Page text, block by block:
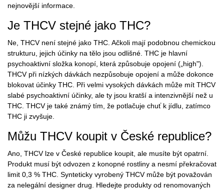
nejnovější informace.
Je THCV stejné jako THC?
Ne, THCV není stejné jako THC. Ačkoli mají podobnou chemickou
strukturu, jejich účinky na tělo jsou odlišné. THC je hlavní
psychoaktivní složka konopí, která způsobuje opojení („high").
THCV při nízkých dávkách nezpůsobuje opojení a může dokonce
blokovat účinky THC. Při velmi vysokých dávkách může mít THCV
slabé psychoaktivní účinky, ale ty jsou kratší a intenzivnější než u
THC. THCV je také známý tím, že potlačuje chuť k jídlu, zatímco
THC ji zvyšuje.
Můžu THCV koupit v České republice?
Ano, THCV lze v České republice koupit, ale musíte být opatrní.
Produkt musí být odvozen z konopné rostliny a nesmí překračovat
limit 0,3 % THC. Synteticky vyrobený THCV může být považován
za nelegální designer drug. Hledejte produkty od renomovaných